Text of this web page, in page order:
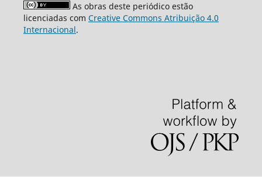
As obras deste periódico estão
licenciadas com Creative Commons Atribuição 4.0
Internacional.